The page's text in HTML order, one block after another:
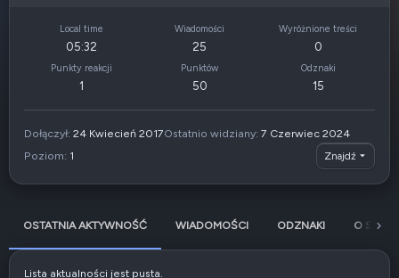
Local time
05:32
Wiadomości
25
Wyróżnione treści
0
Punkty reakcji
1
Punktów
50
Odznaki
15
Dołączył 24 Kwiecień 2017Ostatnio widziany 7 Czerwiec 2024
Poziom 1 Znajdź
OSTATNIA AKTYWNOŚĆ WIADOMOŚCI ODZNAKI O SOBIE
Lista aktualności jest pusta.